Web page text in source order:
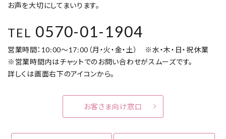
お声を大切にしてまいります。
TEL 0570-01-1904
営業時間：10:00～17:00（月・火・金・土） ※水・木・日・祝休業
※営業時間内はチャットでのお問い合わせがスムーズです。
詳しくは画面右下のアイコンから。
お客さま向け窓口